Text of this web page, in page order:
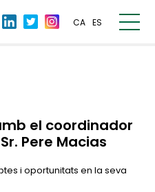
CA ES
el coordinador
Pere Macias
i oportunitats en la seva